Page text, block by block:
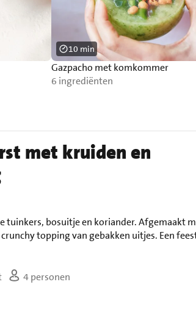
Gazpacho met komkommer
6 ingrediënten
10 min
met kruiden en
tuinkers, bosuitje en koriander. Afgemaakt
topping van gebakken uitjes. Een
4 personen